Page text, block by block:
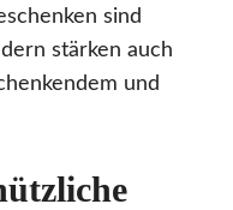
sind
stärken auch
und